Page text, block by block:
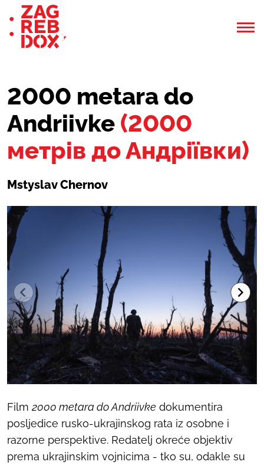
2000 metara do
Andriivke (2000
метрів до Андріївки)
Mstyslav Chernov
Film 2000 metara do Andriivke dokumentira
posljedice rusko-ukrajinskog rata iz osobne i
razorne perspektive. Redatelj okreće objektiv
prema ukrajinskim vojnicima - tko su, odakle su